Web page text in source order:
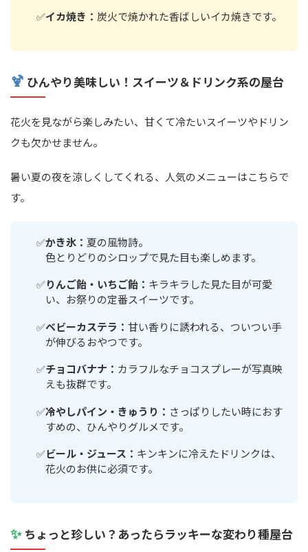
イカ焼き： 炭火で焼かれた香ばしいイカ焼きです。
🍹 ひんやり美味しい！スイーツ＆ドリンク系の屋台
花火を見ながら楽しみたい、甘くて冷たいスイーツやドリン
クも欠かせません。
暑い夏の夜を涼しくしてくれる、人気のメニューはこちらで
す。
かき氷： 夏の風物詩。
色とりどりのシロップで見た目も楽しめます。
りんご飴・いちご飴： キラキラした見た目が可愛
い、お祭りの定番スイーツです。
ベビーカステラ： 甘い香りに誘われる、ついつい手
が伸びるおやつです。
チョコバナナ： カラフルなチョコスプレーが写真映
えも抜群です。
冷やしパイン・きゅうり： さっぱりしたい時におす
すめの、ひんやりグルメです。
ビール・ジュース： キンキンに冷えたドリンクは、
花火のお供に必須です。
✨ちょっと珍しい？あったらラッキーな変わり種屋台